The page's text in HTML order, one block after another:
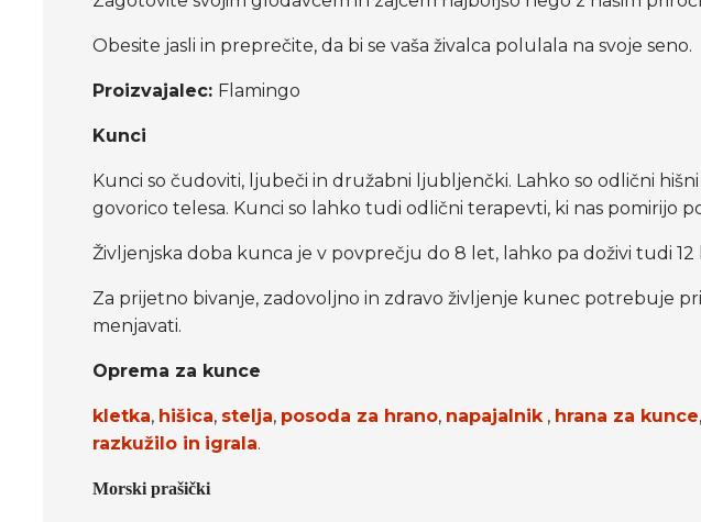
Obesite jasli in preprečite, da bi se vaša živalca polulala na svoje seno.
Proizvajalec: Flamingo
Kunci
Kunci so čudoviti, ljubeči in družabni ljubljenčki. Lahko so odlični
govorico telesa. Kunci so lahko tudi odlični terapevti, ki nas pomirijo
Življenjska doba kunca je v povprečju do 8 let, lahko pa doživi tudi 12
Za prijetno bivanje, zadovoljno in zdravo življenje kunec potrebuje
menjavati.
Oprema za kunce
kletka, hišica, stelja, posoda za hrano, napajalnik , hrana za kunce,
razkužilo in igrala.
Morski prašički